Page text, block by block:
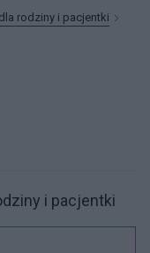
rodziny i pacjentki
i pacjentki